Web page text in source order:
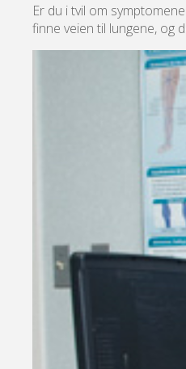
Er du i tvil om
finne veien til lungene, og